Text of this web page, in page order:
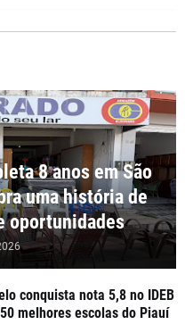
8 anos em São
uma história de
oportunidades
conquista nota 5,8 no IDEB
melhores escolas do Piauí